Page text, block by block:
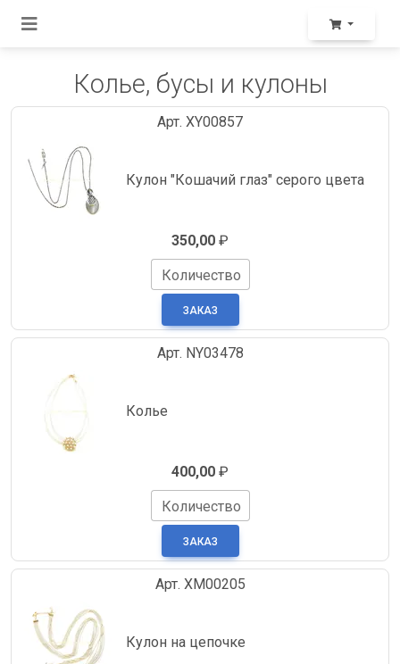
Колье, бусы и кулоны
Арт. XY00857
Кулон "Кошачий глаз" серого цвета
350,00 ₽
Количество
Арт. NY03478
Колье
400,00 ₽
Количество
Арт. XM00205
Кулон на цепочке